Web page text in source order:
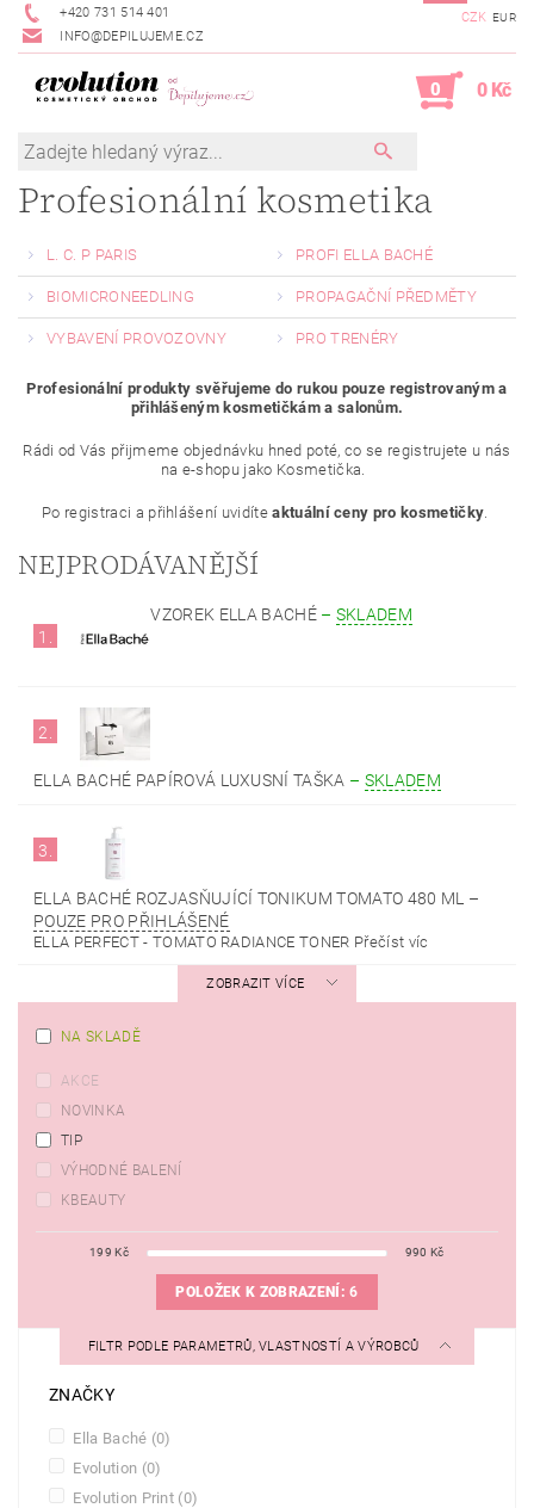
+420 731 514 401
INFO@DEPILUJEME.CZ
CZK EUR
0 0 Kč
Profesionální kosmetika
L. C. P PARIS PROFI ELLA BACHÉ
BIOMICRONEEDLING PROPAGAČNÍ PŘEDMĚTY
VYBAVENÍ PROVOZOVNY PRO TRENÉRY
Profesionální produkty svěřujeme do rukou pouze registrovaným a
přihlášeným kosmetičkám a salonům.
Rádi od Vás přijmeme objednávku hned poté, co se registrujete u nás
na e-shopu jako Kosmetička.
Po registraci a přihlášení uvidíteaktuální ceny pro kosmetičky.
NEJPRODÁVANĚJŠÍ
1.
VZOREK ELLA BACHÉ – SKLADEM
2.
ELLA BACHÉ PAPÍROVÁ LUXUSNÍ TAŠKA – SKLADEM
3.
ELLA BACHÉ ROZJASŇUJÍCÍ TONIKUM TOMATO 480 ML –
POUZE PRO PŘIHLÁŠENÉ
ELLA PERFECT - TOMATO RADIANCE TONER Přečíst víc
ZOBRAZIT VÍCE
NA SKLADĚ
AKCE
NOVINKA
TIP
VÝHODNÉ BALENÍ
KBEAUTY
199 Kč 990 Kč
POLOŽEK K ZOBRAZENÍ:6
FILTR PODLE PARAMETRŮ, VLASTNOSTÍ A VÝROBCŮ
ZNAČKY
Ella Baché (0)
Evolution (0)
Evolution Print (0)